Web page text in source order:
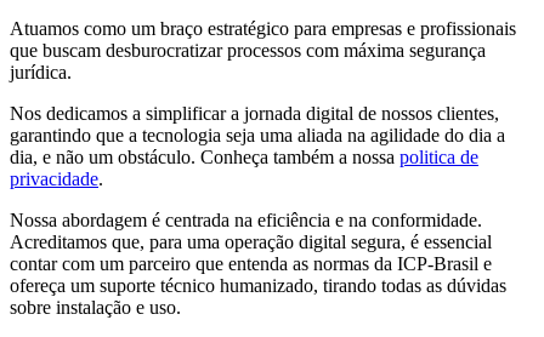
Atuamos como um braço estratégico para empresas e profissionais
que buscam desburocratizar processos com máxima segurança
jurídica.
Nos dedicamos a simplificar a jornada digital de nossos clientes,
garantindo que a tecnologia seja uma aliada na agilidade do dia a
dia, e não um obstáculo. Conheça também a nossa politica de
privacidade.
Nossa abordagem é centrada na eficiência e na conformidade.
Acreditamos que, para uma operação digital segura, é essencial
contar com um parceiro que entenda as normas da ICP-Brasil e
ofereça um suporte técnico humanizado, tirando todas as dúvidas
sobre instalação e uso.